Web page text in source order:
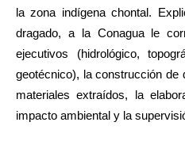
la zona indígena chontal.
dragado, a la Conagua le
ejecutivos (hidrológico,
geotécnico), la construcción de
materiales extraídos, la
impacto ambiental y la